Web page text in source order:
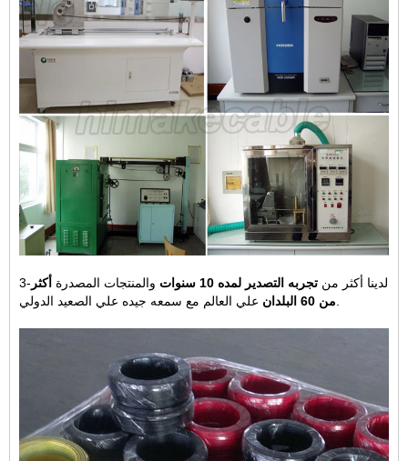
3-لدينا أكثر من تجربه التصدير لمده 10 سنوات والمنتجات المصدرة أكثر
من 60 البلدان